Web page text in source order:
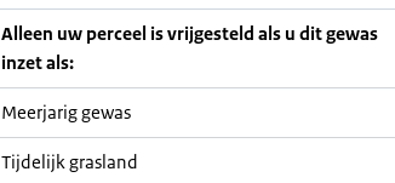
Alleen uw perceel is vrijgesteld als u dit gewas
inzet als:
Meerjarig gewas
Tijdelijk grasland